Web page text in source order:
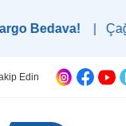
| Çağrı
Edin